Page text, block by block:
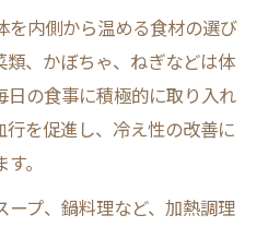
を内側から温める食材の選び
、かぼちゃ、ねぎなどは体
日の食事に積極的に取り入れ
を促進し、冷え性の改善に
。
プ、鍋料理など、加熱調理